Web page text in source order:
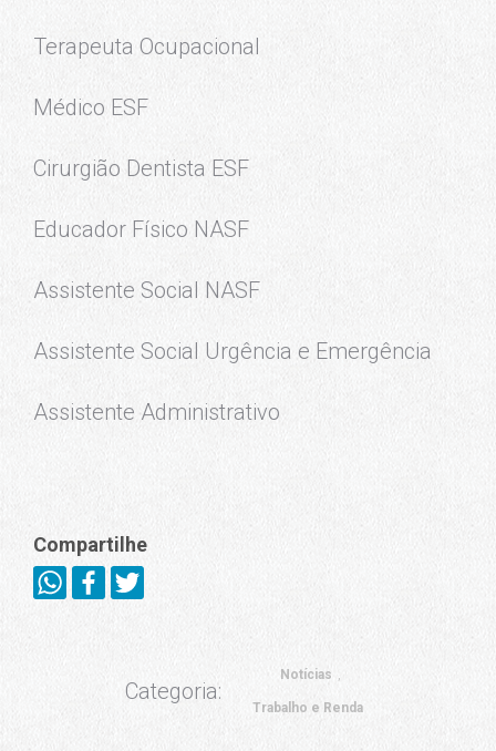
Terapeuta Ocupacional
Médico ESF
Cirurgião Dentista ESF
Educador Físico NASF
Assistente Social NASF
Assistente Social Urgência e Emergência
Assistente Administrativo
Compartilhe
Categoria:
Notícias
Trabalho e Renda